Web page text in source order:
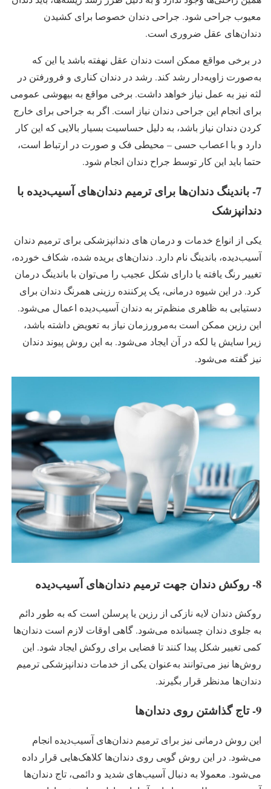
معیوب جراحی شود. جراحی دندان خصوصا برای کشیدن
دندان‌های عقل ضروری است.
در برخی مواقع ممکن است دندان عقل نهفته باشد یا این که
به‌صورت زاویه‌دار رشد کند. رشد در دندان کناری و فرورفتن در
لثه نیز به عمل نیاز خواهد داشت. برخی مواقع به بیهوشی عمومی
برای انجام این جراحی دندان نیاز است. اگر به جراحی برای خارج
کردن دندان نیاز باشد، به دلیل حساسیت بسیار بالایی که این کار
دارد و با اعصاب حسی – محیطی فک و صورت در ارتباط است،
حتما باید این کار توسط جراح دندان انجام شود.
7- باندینگ دندان‌ها برای ترمیم دندان‌های آسیب‌دیده با
دندانپزشک
یکی از انواع خدمات و درمان های دندانپزشکی برای ترمیم دندان
آسیب‌دیده، باندینگ نام دارد. دندان‌های بریده شده، شکاف خورده،
تغییر رنگ یافته یا دارای شکل عجیب را می‌توان با باندینگ درمان
کرد. در این شیوه درمانی، یک پرکننده رزینی همرنگ دندان برای
دستیابی به ظاهری منظم‌تر به دندان آسیب‌دیده اعمال می‌شود.
این رزین ممکن است به‌مرورزمان نیاز به تعویض داشته باشد،
زیرا سایش یا لکه در آن ایجاد می‌شود. به این روش پیوند دندان
نیز گفته می‌شود.
8- روکش دندان جهت ترمیم دندان‌های آسیب‌دیده
روکش دندان لایه نازکی از رزین یا پرسلن است که به طور دائم
به جلوی دندان چسبانده می‌شود. گاهی اوقات لازم است دندان‌ها
کمی تغییر شکل پیدا کنند تا فضایی برای روکش ایجاد شود. این
روش‌ها نیز می‌توانند به‌عنوان یکی از خدمات دندانپزشکی ترمیم
دندان‌ها مدنظر قرار بگیرند.
9- تاج گذاشتن روی دندان‌ها
این روش درمانی نیز برای ترمیم دندان‌های آسیب‌دیده انجام
می‌شود. در این روش گویی روی دندان‌ها کلاهک‌هایی قرار داده
می‌شود. معمولا به دنبال آسیب‌های شدید و دائمی، تاج دندان‌ها